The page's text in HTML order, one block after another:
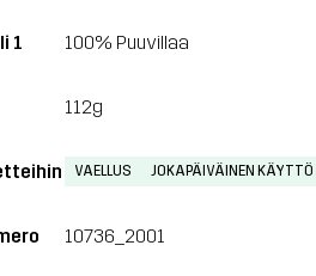
1 100% Puuvillaa
112g
VAELLUS JOKAPÄIVÄINEN KÄYTTÖ
10736_2001